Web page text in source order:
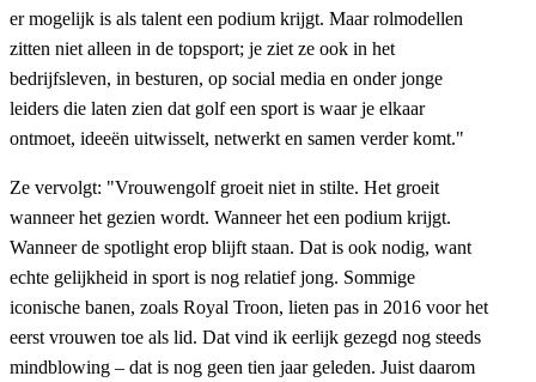
er mogelijk is als talent een podium krijgt. Maar rolmodellen
zitten niet alleen in de topsport; je ziet ze ook in het
bedrijfsleven, in besturen, op social media en onder jonge
leiders die laten zien dat golf een sport is waar je elkaar
ontmoet, ideeën uitwisselt, netwerkt en samen verder komt."
Ze vervolgt: "Vrouwengolf groeit niet in stilte. Het groeit
wanneer het gezien wordt. Wanneer het een podium krijgt.
Wanneer de spotlight erop blijft staan. Dat is ook nodig, want
echte gelijkheid in sport is nog relatief jong. Sommige
iconische banen, zoals Royal Troon, lieten pas in 2016 voor het
eerst vrouwen toe als lid. Dat vind ik eerlijk gezegd nog steeds
mindblowing – dat is nog geen tien jaar geleden. Juist daarom